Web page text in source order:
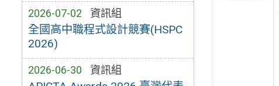
2026-07-02 資訊組
全國高中職程式設計競賽(HSPC
2026)
2026-06-30 資訊組